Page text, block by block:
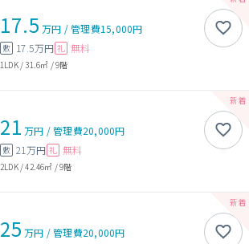
17.5 万円 /管理費15,000円
敷 17.5万円 礼 無料
1LDK/31.6㎡ /9階
21 万円 /管理費20,000円
敷 21万円 礼 無料
2LDK/42.46㎡ /9階
25 万円 /管理費20,000円